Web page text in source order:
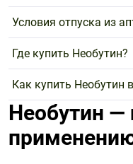
Условия отпуска из
Где купить Необутин?
Как купить Необутин
Необутин —